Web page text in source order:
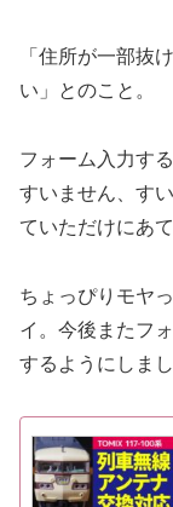
「住所が一部抜
い」とのこと。
フォーム入力す
すいません、す
ていただけにあ
ちょっぴりモヤ
イ。今後またフ
するようにしまし